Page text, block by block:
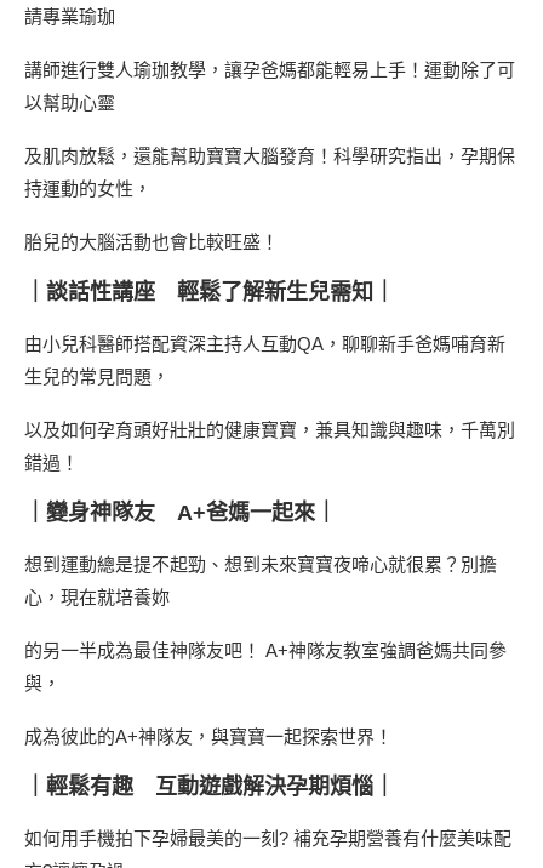
請專業瑜珈
講師進行雙人瑜珈教學，讓孕爸媽都能輕易上手！運動除了可
以幫助心靈
及肌肉放鬆，還能幫助寶寶大腦發育！科學研究指出，孕期保
持運動的女性，
胎兒的大腦活動也會比較旺盛！
｜談話性講座 輕鬆了解新生兒需知｜
由小兒科醫師搭配資深主持人互動QA，聊聊新手爸媽哺育新
生兒的常見問題，
以及如何孕育頭好壯壯的健康寶寶，兼具知識與趣味，千萬別
錯過！
｜變身神隊友 A+爸媽一起來｜
想到運動總是提不起勁、想到未來寶寶夜啼心就很累？別擔
心，現在就培養妳
的另一半成為最佳神隊友吧！ A+神隊友教室強調爸媽共同參
與，
成為彼此的A+神隊友，與寶寶一起探索世界！
｜輕鬆有趣 互動遊戲解決孕期煩惱｜
如何用手機拍下孕婦最美的一刻? 補充孕期營養有什麼美味配